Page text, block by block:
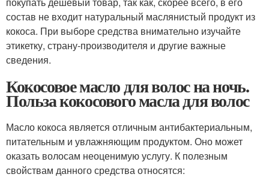
состав не входит натуральный маслянистый продукт из
кокоса. При выборе средства внимательно изучайте
этикетку, страну-производителя и другие важные
сведения.
Кокосовое масло для волос на ночь.
Польза кокосового масла для волос
Масло кокоса является отличным антибактериальным,
питательным и увлажняющим продуктом. Оно может
оказать волосам неоценимую услугу. К полезным
свойствам данного средства относятся: